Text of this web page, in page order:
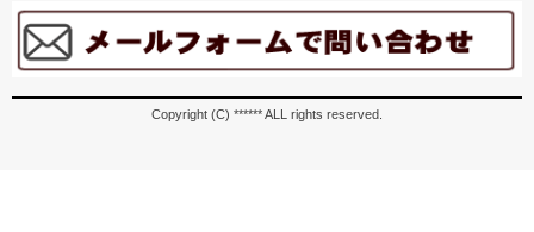
Copyright (C) ****** ALL rights reserved.